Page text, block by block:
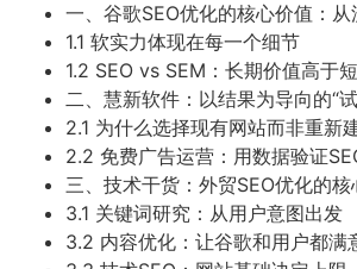
一、谷歌SEO优化的核心价值：
1.1 软实力体现在每一个细节
1.2 SEO vs SEM：长期价值高于
二、慧新软件：以结果为导向的“
2.1 为什么选择现有网站而非重新
2.2 免费广告运营：用数据验证
三、技术干货：外贸SEO优化的核
3.1 关键词研究：从用户意图出发
3.2 内容优化：让谷歌和用户都满